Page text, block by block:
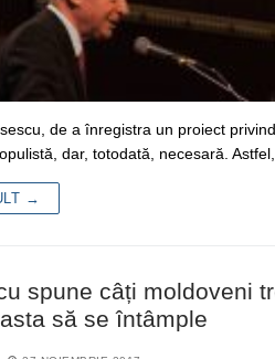
de a înregistra un proiect
dar, totodată, necesară.
→
spune câți moldoveni
să se întâmple